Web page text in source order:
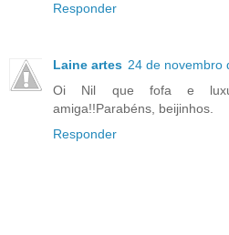
Responder
Laine artes 24 de novembro
Oi Nil que fofa e
amiga!!Parabéns, beijinhos.
Responder